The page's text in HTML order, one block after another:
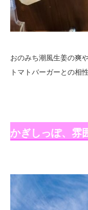
おのみち潮風生姜の爽
トマトバーガーとの相
かぎしっぽ、雰